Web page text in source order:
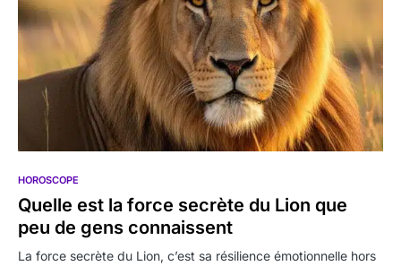
HOROSCOPE
Quelle est la force secrète du Lion que
peu de gens connaissent
La force secrète du Lion, c’est sa résilience émotionnelle hors